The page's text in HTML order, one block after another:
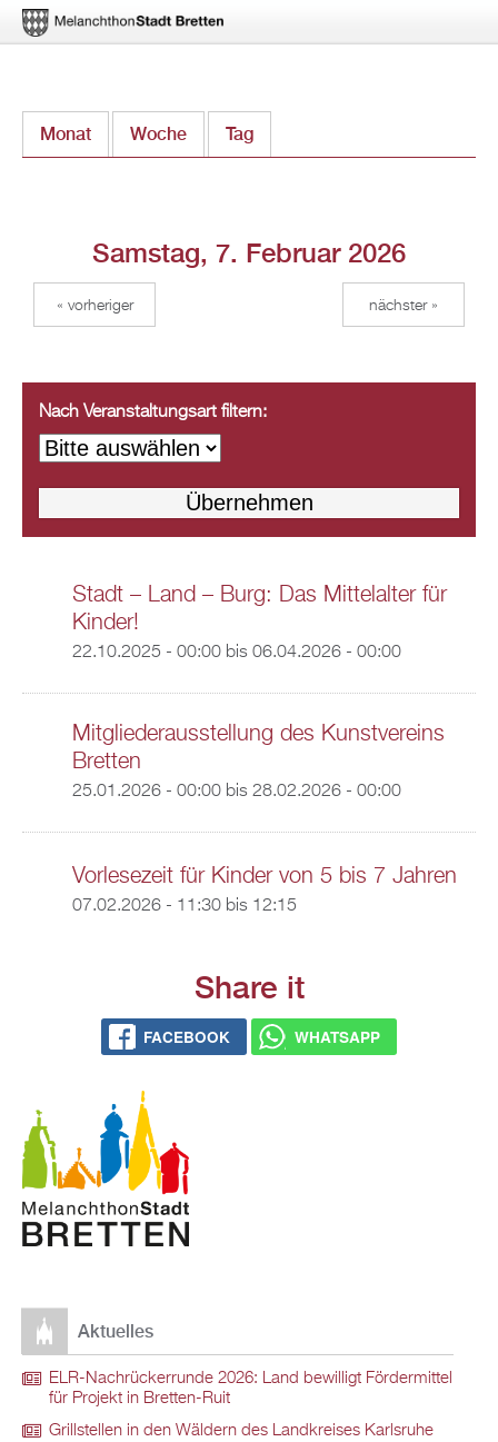
zum
Monat Woche Tag
Samstag, 7. Februar 2026
« vorheriger nächster »
Nach Veranstaltungsart filtern:
Stadt – Land – Burg: Das Mittelalter für
Kinder!
22.10.2025 - 00:00bis 06.04.2026 - 00:00
Mitgliederausstellung des Kunstvereins
Bretten
25.01.2026 - 00:00bis 28.02.2026 - 00:00
Vorlesezeit für Kinder von 5 bis 7 Jahren
07.02.2026 - 11:30bis 12:15
Share it
FACEBOOK WHATSAPP
Aktuelles
ELR-Nachrückerrunde 2026: Land bewilligt Fördermittel
für Projekt in Bretten-Ruit
Grillstellen in den Wäldern des Landkreises Karlsruhe